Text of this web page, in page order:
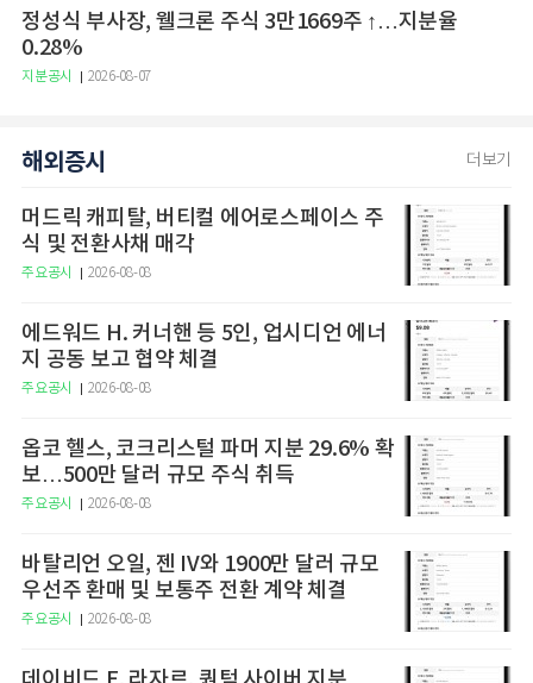
정성식 부사장, 웰크론 주식 3만1669주 ↑…지분율
0.28%
지분공시 2026-08-07
해외증시 더보기
머드릭 캐피탈, 버티컬 에어로스페이스 주
식 및 전환사채 매각
주요공시 2026-08-08
에드워드 H. 커너핸 등 5인, 업시디언 에너
지 공동 보고 협약 체결
주요공시 2026-08-08
옵코 헬스, 코크리스털 파머 지분 29.6% 확
보…500만 달러 규모 주식 취득
주요공시 2026-08-08
바탈리언 오일, 젠 IV와 1900만 달러 규모
우선주 환매 및 보통주 전환 계약 체결
주요공시 2026-08-08